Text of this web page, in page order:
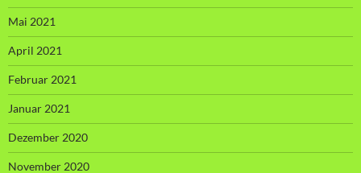
Mai 2021
April 2021
Februar 2021
Januar 2021
Dezember 2020
November 2020